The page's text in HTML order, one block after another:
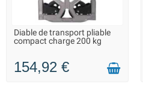
LIVRAISON 2 À 3 JOURS
Diable de transport pliable
compact charge 200 kg
154,92 €